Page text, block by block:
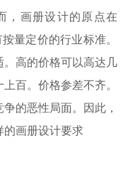
，画册设计的原点在
量定价的行业标准。
高的价格可以高达几
百。价格参差不齐。
的恶性局面。因此，
的画册设计要求